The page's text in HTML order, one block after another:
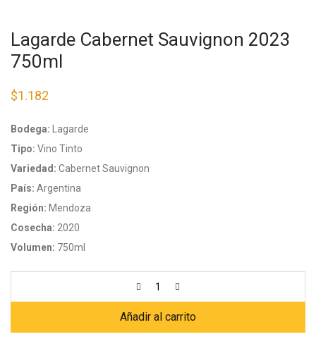
Lagarde Cabernet Sauvignon 2023
750ml
$1.182
Bodega: Lagarde
Tipo: Vino Tinto
Variedad: Cabernet Sauvignon
País: Argentina
Región: Mendoza
Cosecha: 2020
Volumen: 750ml
Añadir al carrito